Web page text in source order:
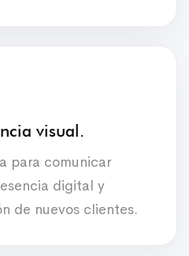
visual.
para comunicar
digital y
de nuevos clientes.